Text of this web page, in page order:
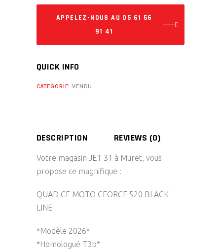
APPELEZ-NOUS AU 05 61 56
91 41
QUICK INFO
CATEGORIE:VENDU
DESCRIPTION REVIEWS (0)
Votre magasin JET 31 à Muret, vous
propose ce magnifique :
QUAD CF MOTO CFORCE 520 BLACK
LINE
*Modèle 2026*
*Homologué T3b*